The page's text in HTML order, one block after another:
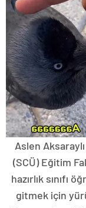
Aslen
(SCÜ) Eğitim
hazırlık sınıfı
gitmek için